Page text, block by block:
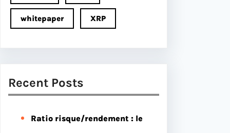
whitepaper XRP
Recent Posts
Ratio risque/rendement : le